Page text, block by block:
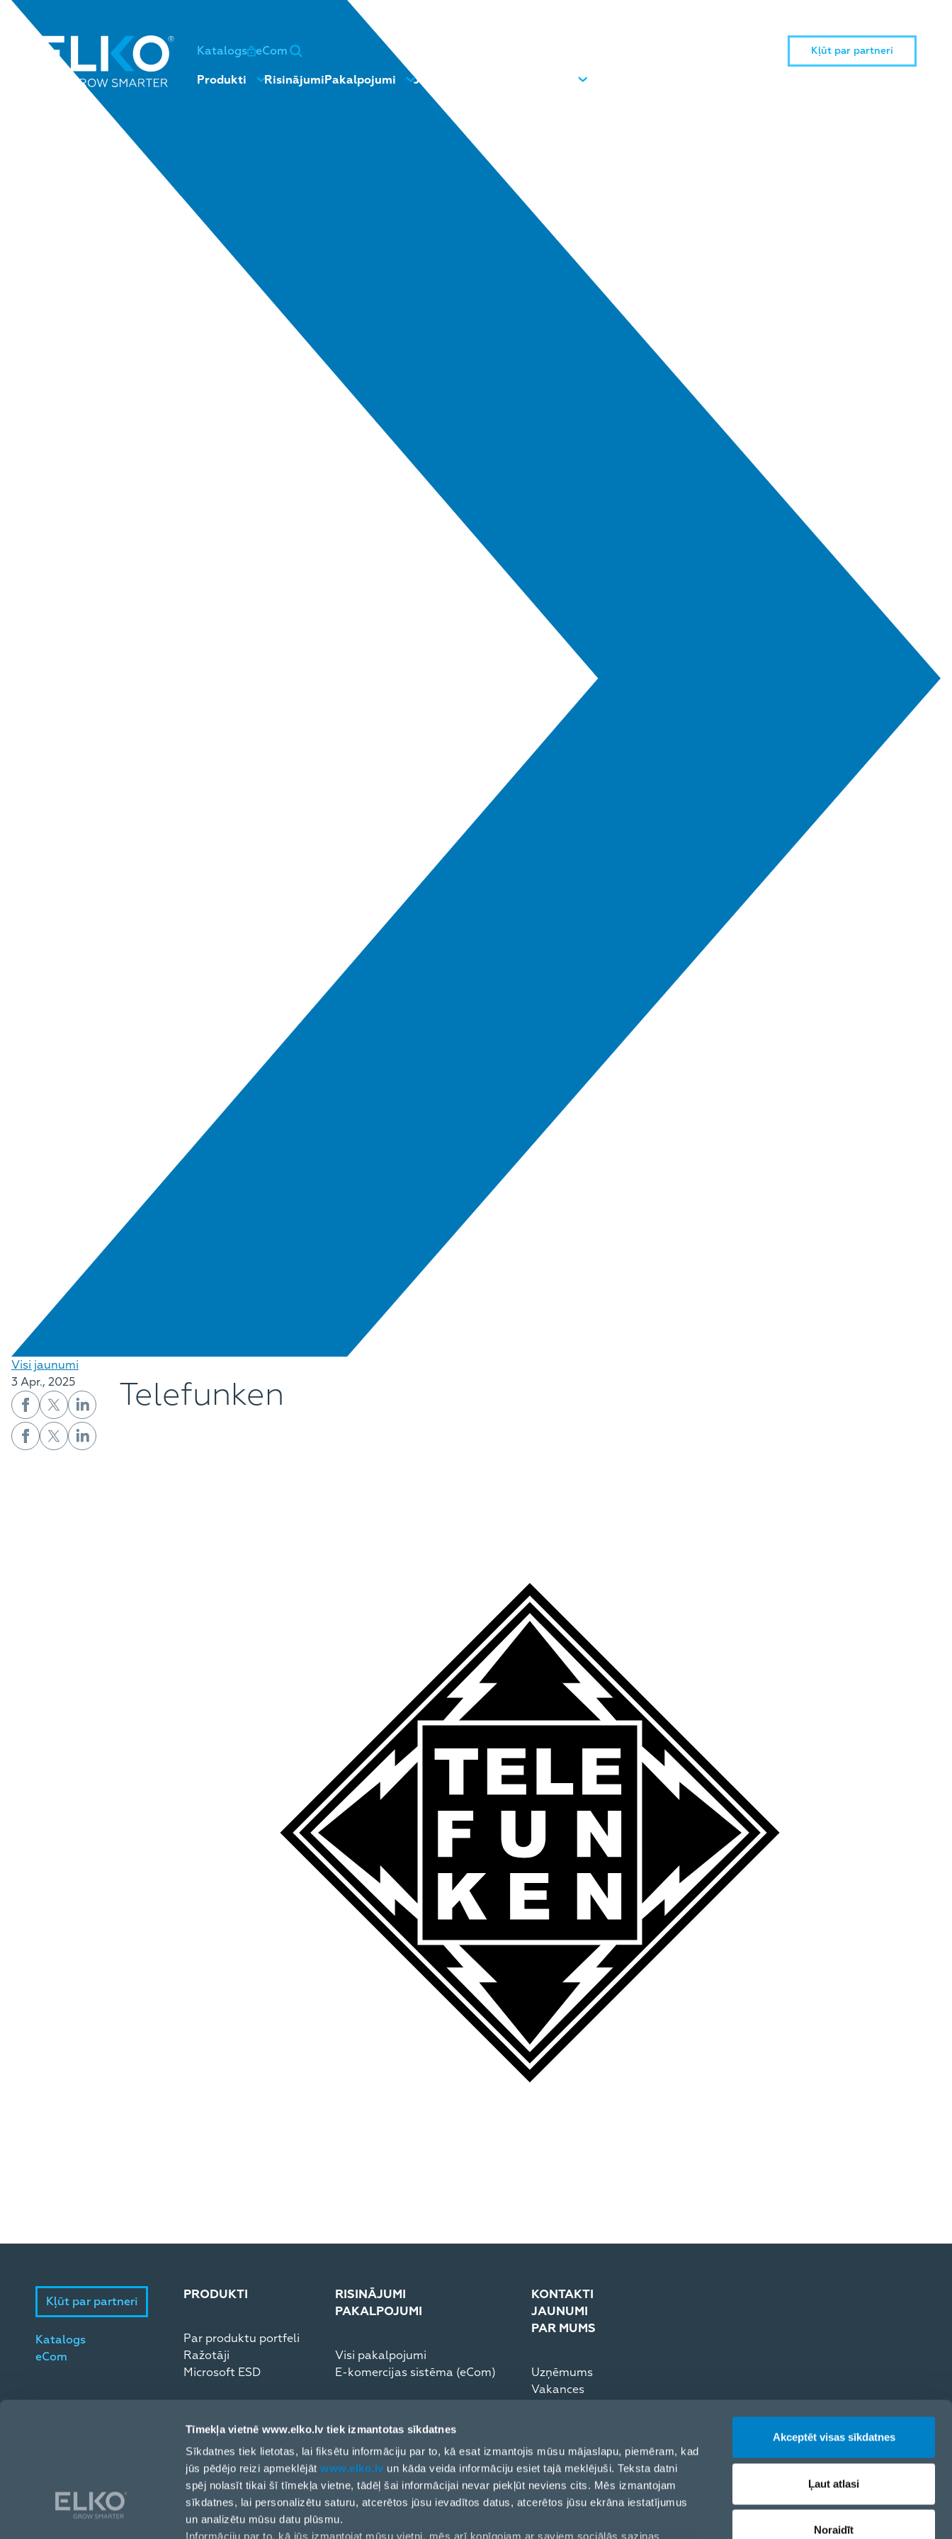
Tīmekļa vietnē www.elko.lv tiek izmantotas sīkdatnes
Sīkdatnes tiek lietotas, lai fiksētu informāciju par to, kā esat izmantojis mūsu mājaslapu, piemēram, kad
jūs pēdējo reizi apmeklējātwww.elko.lv un kāda veida informāciju esiet tajā meklējuši. Teksta datni
spēj nolasīt tikai šī tīmekļa vietne, tādēļ šai informācijai nevar piekļūt neviens cits. Mēs izmantojam
sīkdatnes, lai personalizētu saturu, atcerētos jūsu ievadītos datus, atcerētos jūsu ekrāna iestatījumus
un analizētu mūsu datu plūsmu.
Informāciju par to, kā jūs izmantojat mūsu vietni, mēs arī kopīgojam ar saviem sociālās saziņas
Akceptēt visas sīkdatnes
Ļaut atlasi
Noraidīt
Katalogs eCom Kļūt par partneri
Produkti RisinājumiPakalpojumi Jaunumi
Visi jaunumi
3 Apr., 2025
Telefunken
Kļūt par partneri
Katalogs
eCom
PRODUKTI
Par produktu portfeli
Ražotāji
Microsoft ESD
RISINĀJUMI
PAKALPOJUMI
Visi pakalpojumi
E-komercijas sistēma (eCom)
KONTAKTI
JAUNUMI
PAR MUMS
Uzņēmums
Vakances